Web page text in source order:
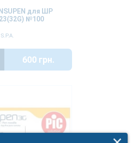
для ШР
№100
600 грн.